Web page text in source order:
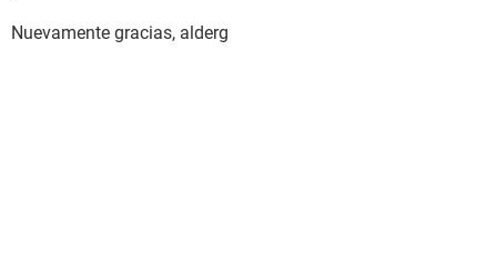
Nuevamente gracias, alderg